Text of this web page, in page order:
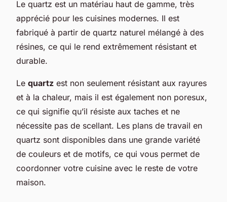
Le quartz est un matériau haut de gamme, très
apprécié pour les cuisines modernes. Il est
fabriqué à partir de quartz naturel mélangé à des
résines, ce qui le rend extrêmement résistant et
durable.
Le quartz est non seulement résistant aux rayures
et à la chaleur, mais il est également non poresux,
ce qui signifie qu’il résiste aux taches et ne
nécessite pas de scellant. Les plans de travail en
quartz sont disponibles dans une grande variété
de couleurs et de motifs, ce qui vous permet de
coordonner votre cuisine avec le reste de votre
maison.